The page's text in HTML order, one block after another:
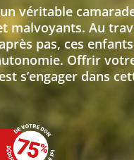
véritable
malvoyants. Au
pas, ces
Offrir
s’engager dans